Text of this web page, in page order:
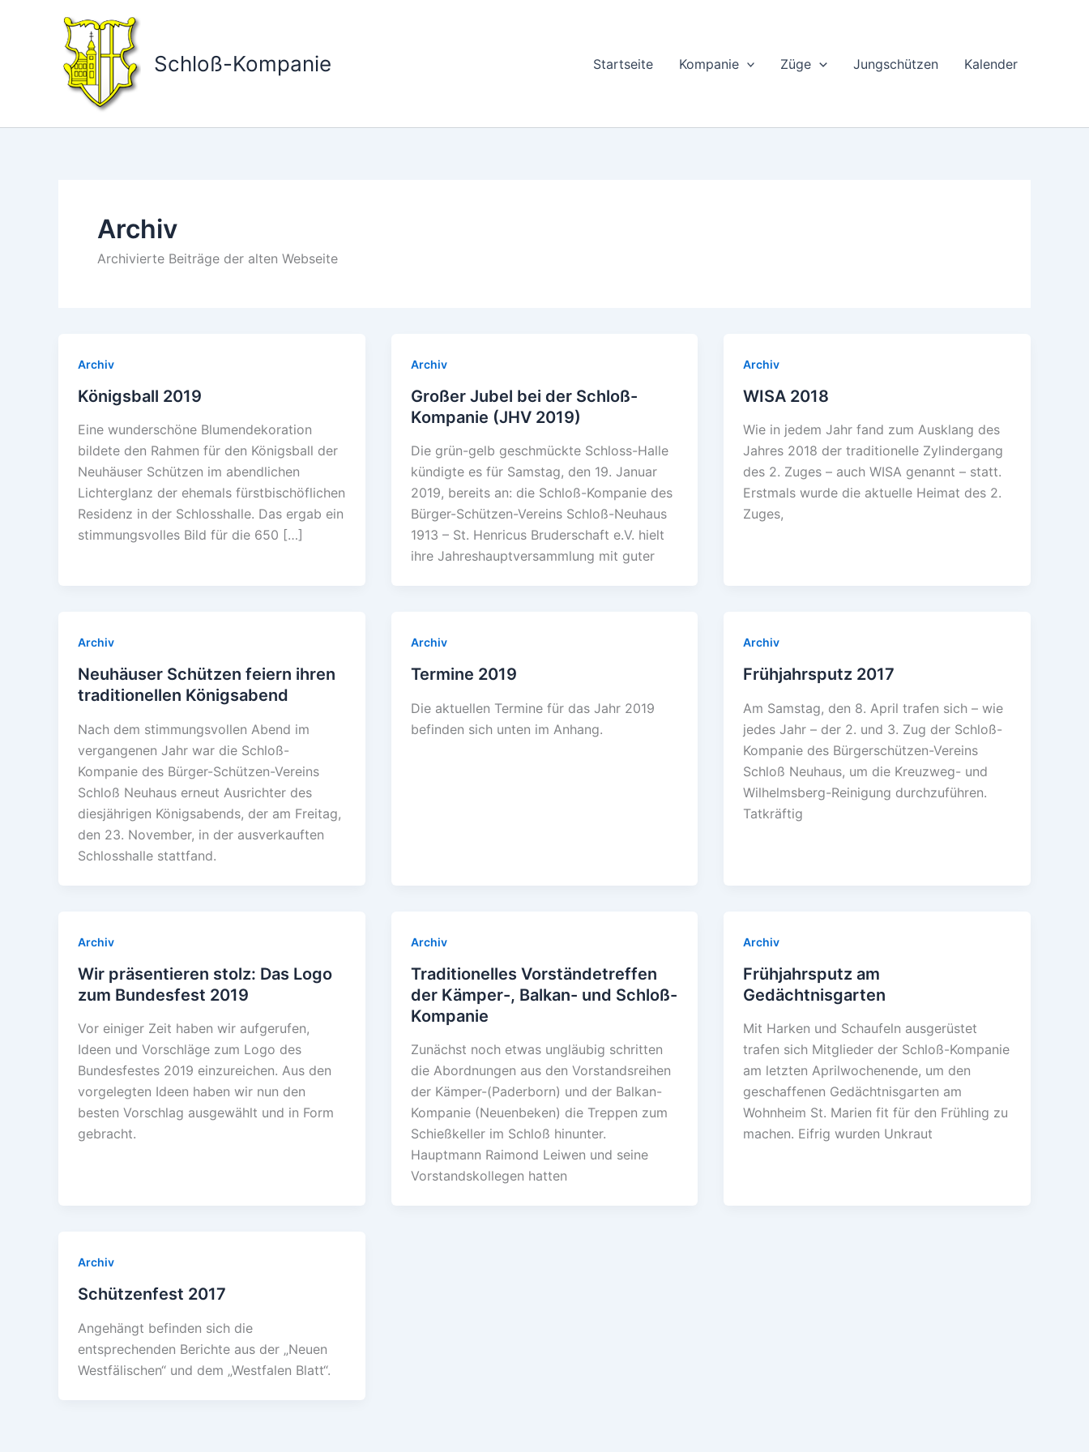
Schloß-Kompanie Startseite Kompanie Züge Jungschützen Kalender
Archiv
Archivierte Beiträge der alten Webseite
Archiv
Königsball 2019
Eine wunderschöne Blumendekoration
bildete den Rahmen für den Königsball der
Neuhäuser Schützen im abendlichen
Lichterglanz der ehemals fürstbischöflichen
Residenz in der Schlosshalle. Das ergab ein
stimmungsvolles Bild für die 650 […]
Archiv
Großer Jubel bei der Schloß-
Kompanie (JHV 2019)
Die grün-gelb geschmückte Schloss-Halle
kündigte es für Samstag, den 19. Januar
2019, bereits an: die Schloß-Kompanie des
Bürger-Schützen-Vereins Schloß-Neuhaus
1913 – St. Henricus Bruderschaft e.V. hielt
ihre Jahreshauptversammlung mit guter
Archiv
WISA 2018
Wie in jedem Jahr fand zum Ausklang des
Jahres 2018 der traditionelle Zylindergang
des 2. Zuges – auch WISA genannt – statt.
Erstmals wurde die aktuelle Heimat des 2.
Zuges,
Archiv
Neuhäuser Schützen feiern ihren
traditionellen Königsabend
Nach dem stimmungsvollen Abend im
vergangenen Jahr war die Schloß-
Kompanie des Bürger-Schützen-Vereins
Schloß Neuhaus erneut Ausrichter des
diesjährigen Königsabends, der am Freitag,
den 23. November, in der ausverkauften
Schlosshalle stattfand.
Archiv
Termine 2019
Die aktuellen Termine für das Jahr 2019
befinden sich unten im Anhang.
Archiv
Frühjahrsputz 2017
Am Samstag, den 8. April trafen sich – wie
jedes Jahr – der 2. und 3. Zug der Schloß-
Kompanie des Bürgerschützen-Vereins
Schloß Neuhaus, um die Kreuzweg- und
Wilhelmsberg-Reinigung durchzuführen.
Tatkräftig
Archiv
Wir präsentieren stolz: Das Logo
zum Bundesfest 2019
Vor einiger Zeit haben wir aufgerufen,
Ideen und Vorschläge zum Logo des
Bundesfestes 2019 einzureichen. Aus den
vorgelegten Ideen haben wir nun den
besten Vorschlag ausgewählt und in Form
gebracht.
Archiv
Traditionelles Vorständetreffen
der Kämper-, Balkan- und Schloß-
Kompanie
Zunächst noch etwas ungläubig schritten
die Abordnungen aus den Vorstandsreihen
der Kämper-(Paderborn) und der Balkan-
Kompanie (Neuenbeken) die Treppen zum
Schießkeller im Schloß hinunter.
Hauptmann Raimond Leiwen und seine
Vorstandskollegen hatten
Archiv
Frühjahrsputz am
Gedächtnisgarten
Mit Harken und Schaufeln ausgerüstet
trafen sich Mitglieder der Schloß-Kompanie
am letzten Aprilwochenende, um den
geschaffenen Gedächtnisgarten am
Wohnheim St. Marien fit für den Frühling zu
machen. Eifrig wurden Unkraut
Archiv
Schützenfest 2017
Angehängt befinden sich die
entsprechenden Berichte aus der „Neuen
Westfälischen“ und dem „Westfalen Blatt“.